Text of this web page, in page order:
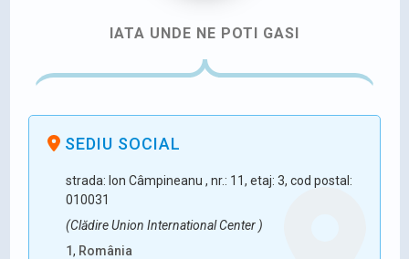
IATA UNDE NE POTI GASI
SEDIU SOCIAL
strada: Ion Câmpineanu , nr.: 11, etaj: 3, cod postal:
010031
(Clădire Union International Center )
1, România